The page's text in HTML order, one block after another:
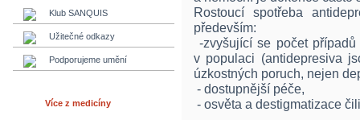
Klub SANQUIS
Užitečné odkazy
Podporujeme umění
Více z medicíny
Rostoucí spotřeba
především:
-zvyšující se počet
v populaci (antidepresiva
úzkostných poruch, nejen
- dostupnější péče,
- osvěta a destigmatizace